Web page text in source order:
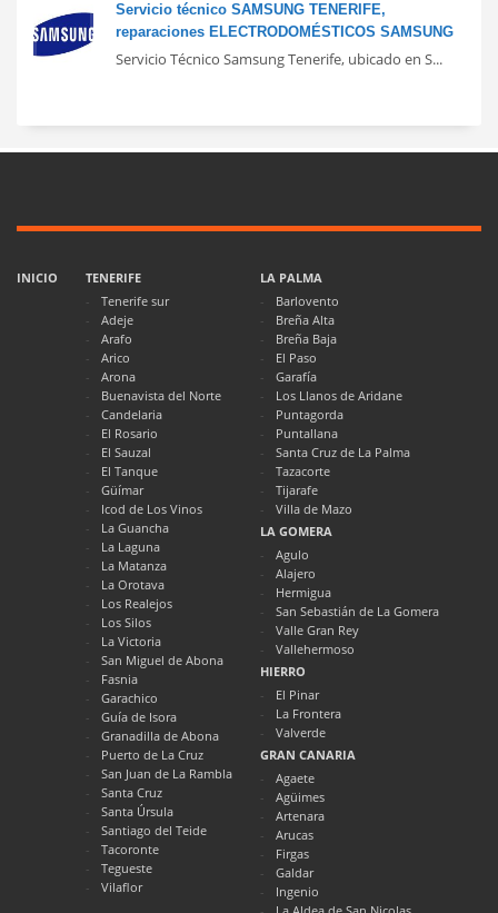
Servicio técnico SAMSUNG TENERIFE,
reparaciones ELECTRODOMÉSTICOS SAMSUNG
Servicio Técnico Samsung Tenerife, ubicado en S...
INICIO
TENERIFE
Tenerife sur
Adeje
Arafo
Arico
Arona
Buenavista del Norte
Candelaria
El Rosario
El Sauzal
El Tanque
Güímar
Icod de Los Vinos
La Guancha
La Laguna
La Matanza
La Orotava
Los Realejos
Los Silos
La Victoria
San Miguel de Abona
Fasnia
Garachico
Guía de Isora
Granadilla de Abona
Puerto de La Cruz
San Juan de La Rambla
Santa Cruz
Santa Úrsula
Santiago del Teide
Tacoronte
Tegueste
Vilaflor
LA PALMA
Barlovento
Breña Alta
Breña Baja
El Paso
Garafía
Los Llanos de Aridane
Puntagorda
Puntallana
Santa Cruz de La Palma
Tazacorte
Tijarafe
Villa de Mazo
LA GOMERA
Agulo
Alajero
Hermigua
San Sebastián de La Gomera
Valle Gran Rey
Vallehermoso
HIERRO
El Pinar
La Frontera
Valverde
GRAN CANARIA
Agaete
Agüimes
Artenara
Arucas
Firgas
Galdar
Ingenio